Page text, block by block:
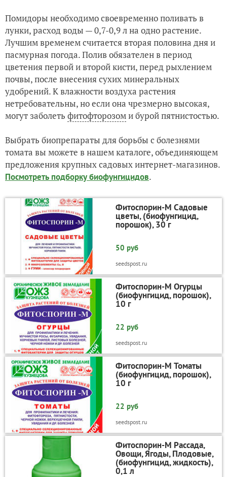
Помидоры необходимо своевременно поливать в
лунки, расход воды — 0,7-0,9 л на одно растение.
Лучшим временем считается вторая половина дня и
пасмурная погода. Полив обязателен в период
цветения первой и второй кисти, перед рыхлением
почвы, после внесения сухих минеральных
удобрений. К влажности воздуха растения
нетребовательны, но если она чрезмерно высокая,
могут заболеть фитофторозоми бурой пятнистостью.
Выбрать биопрепараты для борьбы с болезнями
томата вы можете в нашем каталоге, объединяющем
предложения крупных садовых интернет-магазинов.
Посмотреть подборку биофунгицидов.
Фитоспорин-М Садовые
цветы, (биофунгицид,
порошок), 30 г
50 руб
seedspost.ru
Фитоспорин-М Огурцы
(биофунгицид, порошок),
10 г
22 руб
seedspost.ru
Фитоспорин-М Томаты
(биофунгицид, порошок),
10 г
22 руб
seedspost.ru
Фитоспорин-М Рассада,
Овощи, Ягоды, Плодовые,
(биофунгицид, жидкость),
0,1 л